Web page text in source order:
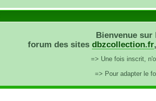
Bienvenue
forum des sites dbzcollection.fr
=> Une fois inscrit,
=> Pour adapter le